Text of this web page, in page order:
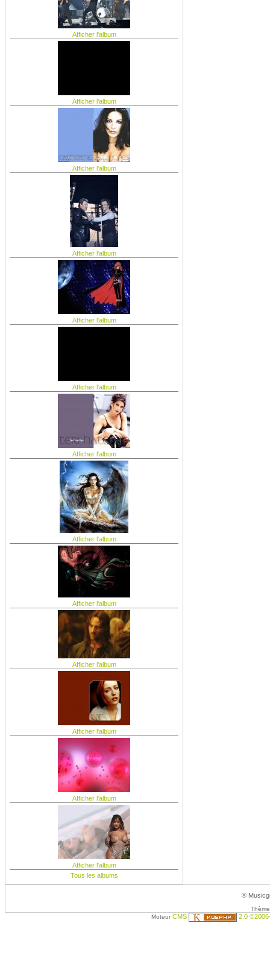
Afficher l'album
Afficher l'album
Afficher l'album
Afficher l'album
Afficher l'album
Afficher l'album
Afficher l'album
Afficher l'album
Afficher l'album
Afficher l'album
Afficher l'album
Afficher l'album
Afficher l'album
Tous les albums
®
Moteur CMS 2.0